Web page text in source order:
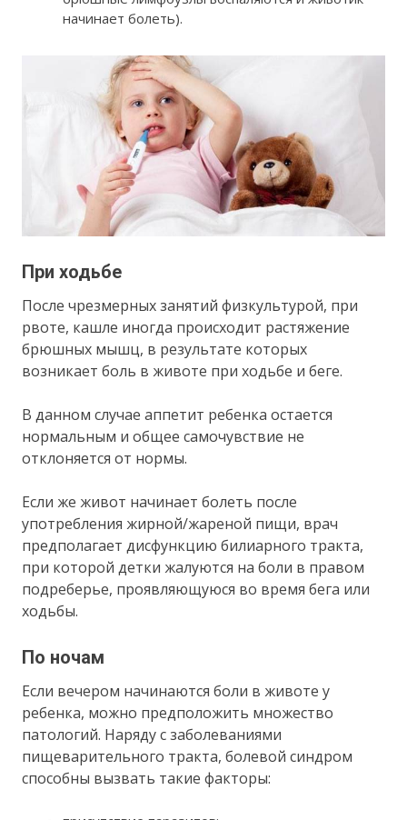
начинает болеть).
При ходьбе
После чрезмерных занятий физкультурой, при
рвоте, кашле иногда происходит растяжение
брюшных мышц, в результате которых
возникает боль в животе при ходьбе и беге.
В данном случае аппетит ребенка остается
нормальным и общее самочувствие не
отклоняется от нормы.
Если же живот начинает болеть после
употребления жирной/жареной пищи, врач
предполагает дисфункцию билиарного тракта,
при которой детки жалуются на боли в правом
подреберье, проявляющуюся во время бега или
ходьбы.
По ночам
Если вечером начинаются боли в животе у
ребенка, можно предположить множество
патологий. Наряду с заболеваниями
пищеварительного тракта, болевой синдром
способны вызвать такие факторы: